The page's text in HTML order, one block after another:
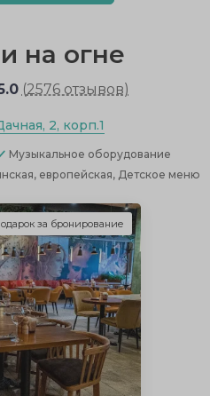
на огне
(2576 отзывов)
2, корп.1
Музыкальное оборудование
европейская, Детское меню
за бронирование